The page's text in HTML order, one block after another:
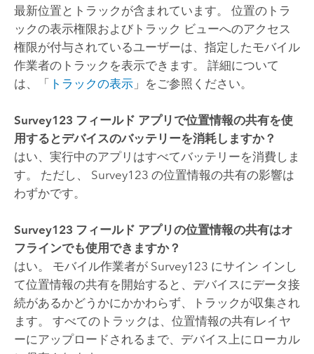
最新位置とトラックが含まれています。 位置のトラ
ックの表示権限およびトラック ビューへのアクセス
権限が付与されているユーザーは、指定したモバイル
作業者のトラックを表示できます。 詳細について
は、「 トラックの表示」をご参照ください。
Survey123 フィールド アプリで位置情報の共有を使
用するとデバイスのバッテリーを消耗しますか？
はい、実行中のアプリはすべてバッテリーを消費しま
す。 ただし、 Survey123 の位置情報の共有の影響は
わずかです。
Survey123 フィールド アプリの位置情報の共有はオ
フラインでも使用できますか？
はい。 モバイル作業者が Survey123 にサイン インし
て位置情報の共有を開始すると、デバイスにデータ接
続があるかどうかにかかわらず、トラックが収集され
ます。 すべてのトラックは、位置情報の共有レイヤ
ーにアップロードされるまで、デバイス上にローカル